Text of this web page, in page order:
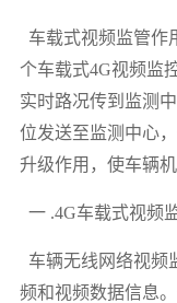
车载式视频监管作
个车载式4G视频监
实时路况传到监测
位发送至监测中心
升级作用，使车辆
一 .4G车载式视频
车辆无线网络视频
频和视频数据信息